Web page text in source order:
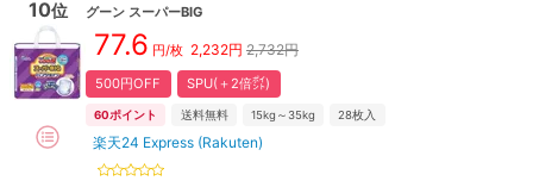
10位 グーン スーパーBIG
77.6 円/枚 2,232円 2,732円
500円OFF SPU(＋2倍㌽)
60ポイント 送料無料 15kg～35kg 28枚入
楽天24 Express (Rakuten)